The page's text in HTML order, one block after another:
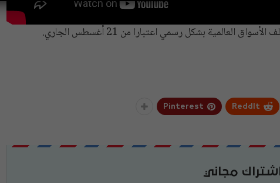
بشكل رسمي اعتبارا من 21 أغسطس الجاري.
ReddIt
Pinterest
اشتراك مجاني